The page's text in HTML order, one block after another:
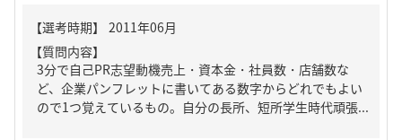
【質問内容】
3分で自己PR志望動機売上・資本金・社員数・店舗数な
ど、企業パンフレットに書いてある数字からどれでもよい
ので1つ覚えているもの。自分の長所、短所学生時代頑張...